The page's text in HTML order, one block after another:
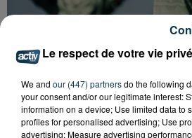
L’ASSE RÉDUIT FACE À
PREMIÈRE VICTOIRE POUR
Le respect de votre vie
We and our (447) partnersdo the following
your consent and/or our legitimate interest:
information on a device; Use limited data to
profiles for personalised advertising; Use
advertising; Measure advertising